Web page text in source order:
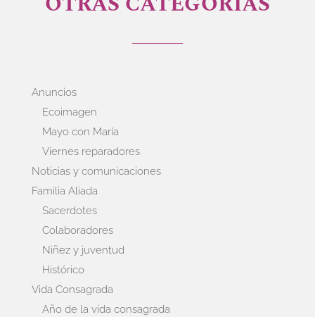
Anuncios
Ecoimagen
Mayo con María
Viernes reparadores
Noticias y comunicaciones
Familia Aliada
Sacerdotes
Colaboradores
Niñez y juventud
Histórico
Vida Consagrada
Año de la vida consagrada